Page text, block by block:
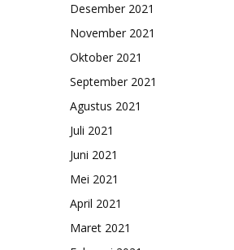
Desember 2021
November 2021
Oktober 2021
September 2021
Agustus 2021
Juli 2021
Juni 2021
Mei 2021
April 2021
Maret 2021